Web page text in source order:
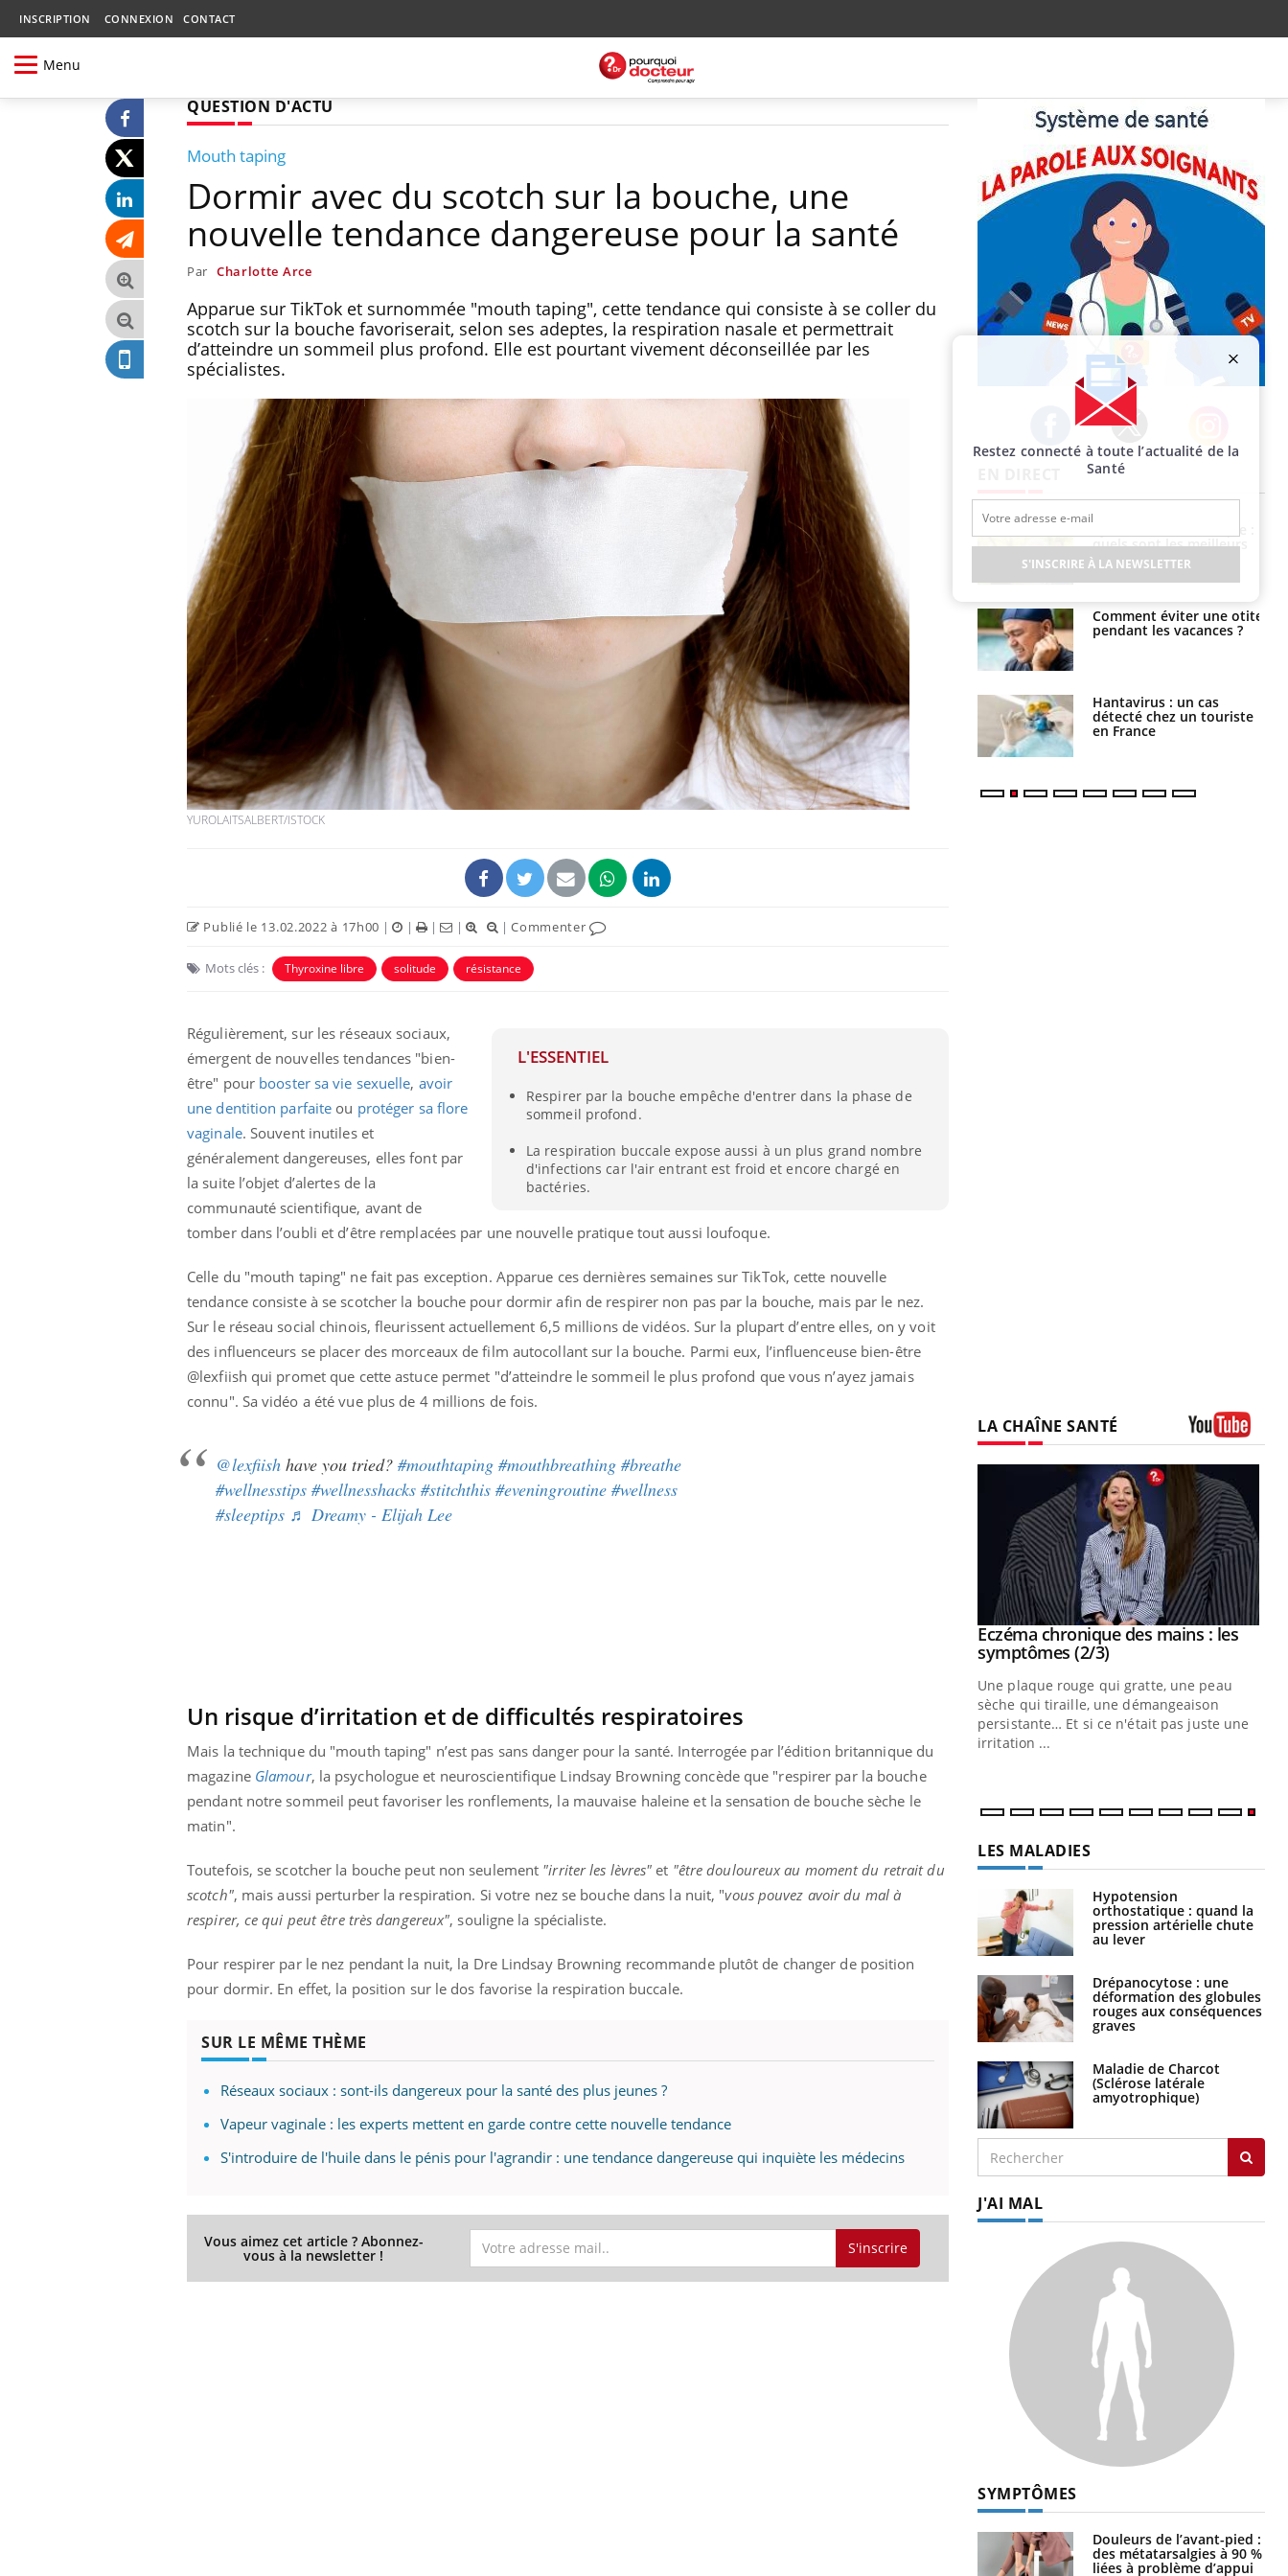
INSCRIPTION CONNEXION CONTACT
Menu
QUESTION D'ACTU
Mouth taping
Dormir avec du scotch sur la bouche, une
nouvelle tendance dangereuse pour la santé
Par Charlotte Arce
Apparue sur TikTok et surnommée "mouth taping", cette tendance qui consiste à se coller du
scotch sur la bouche favoriserait, selon ses adeptes, la respiration nasale et permettrait
d’atteindre un sommeil plus profond. Elle est pourtant vivement déconseillée par les
spécialistes.
YUROLAITSALBERT/ISTOCK
Publié le 13.02.2022 à 17h00 | | | | |Commenter
Mots clés : Thyroxine libre solitude résistance
L'ESSENTIEL
Respirer par la bouche empêche d'entrer dans la phase de
sommeil profond.
La respiration buccale expose aussi à un plus grand nombre
d'infections car l'air entrant est froid et encore chargé en
bactéries.
Régulièrement, sur les réseaux sociaux,
émergent de nouvelles tendances "bien-
être" pour booster sa vie sexuelle, avoir
une dentition parfaite ou protéger sa flore
vaginale. Souvent inutiles et
généralement dangereuses, elles font par
la suite l’objet d’alertes de la
communauté scientifique, avant de
tomber dans l’oubli et d’être remplacées par une nouvelle pratique tout aussi loufoque.
Celle du "mouth taping" ne fait pas exception. Apparue ces dernières semaines sur TikTok, cette nouvelle
tendance consiste à se scotcher la bouche pour dormir afin de respirer non pas par la bouche, mais par le nez.
Sur le réseau social chinois, fleurissent actuellement 6,5 millions de vidéos. Sur la plupart d’entre elles, on y voit
des influenceurs se placer des morceaux de film autocollant sur la bouche. Parmi eux, l’influenceuse bien-être
@lexfiish qui promet que cette astuce permet "d’atteindre le sommeil le plus profond que vous n’ayez jamais
connu". Sa vidéo a été vue plus de 4 millions de fois.
@lexfiish have you tried? #mouthtaping #mouthbreathing #breathe
#wellnesstips #wellnesshacks #stitchthis #eveningroutine #wellness
#sleeptips ♬ Dreamy - Elijah Lee
Un risque d’irritation et de difficultés respiratoires
Mais la technique du "mouth taping" n’est pas sans danger pour la santé. Interrogée par l’édition britannique du
magazine Glamour, la psychologue et neuroscientifique Lindsay Browning concède que "respirer par la bouche
pendant notre sommeil peut favoriser les ronflements, la mauvaise haleine et la sensation de bouche sèche le
matin".
Toutefois, se scotcher la bouche peut non seulement "irriter les lèvres" et "être douloureux au moment du retrait du
scotch", mais aussi perturber la respiration. Si votre nez se bouche dans la nuit, "vous pouvez avoir du mal à
respirer, ce qui peut être très dangereux", souligne la spécialiste.
Pour respirer par le nez pendant la nuit, la Dre Lindsay Browning recommande plutôt de changer de position
pour dormir. En effet, la position sur le dos favorise la respiration buccale.
SUR LE MÊME THÈME
Réseaux sociaux : sont-ils dangereux pour la santé des plus jeunes ?
Vapeur vaginale : les experts mettent en garde contre cette nouvelle tendance
S'introduire de l'huile dans le pénis pour l'agrandir : une tendance dangereuse qui inquiète les médecins
Vous aimez cet article ? Abonnez-
vous à la newsletter ! S'inscrire
Facebook Twitter Instagram
Les troubles du sommeil
modifient votre cerveau !
Mon enfant est-il trop
sensible ou simplement
très empathique ?
Bébés, jeunes enfants :
quelle trousse à
pharmacie pour les
vacances ?
quels sont les meilleurs
exercices physiques ?
Comment éviter une otite
pendant les vacances ?
Hantavirus : un cas
détecté chez un touriste
en France
LA CHAÎNE SANTÉ
bouscule les idées reçues ! Dans cet
épisode, une ...
qualité de vie au travail" de Pourquoi
Docteur reçoivent Régis Blugeon, DRH et
directeur ...
dermatologue à Paris, vous explique
comment protéger vos mains au quotidien
et éviter les ...
Youtube
Eczéma chronique des mains : les
symptômes (2/3)Youtube
Une plaque rouge qui gratte, une peau
sèche qui tiraille, une démangeaison
persistante… Et si ce n'était pas juste une
irritation ...
LES MALADIES
Hypotension
orthostatique : quand la
pression artérielle chute
au lever
Drépanocytose : une
déformation des globules
rouges aux conséquences
graves
Maladie de Charcot
(Sclérose latérale
amyotrophique)
J'AI MAL
SYMPTÔMES
Douleurs de l’avant-pied :
des métatarsalgies à 90 %
liées à problème d’appui
Restez connecté à toute l’actualité de la
Santé
S'INSCRIRE À LA NEWSLETTER